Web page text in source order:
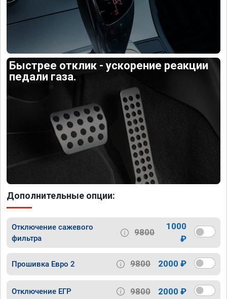
Быстрее отклик - ускорение реакции
педали газа.
Дополнительные опции:
Отключение сажевого
фильтра
9800
1000
₽
Прошивка Евро 2 9800 2000 ₽
Отключение ЕГР 9800 2000 ₽